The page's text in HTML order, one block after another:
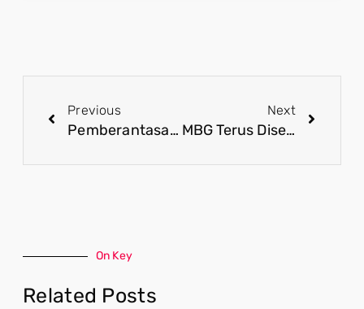
Previous
Pemberantasan Korupsi Jadi Fokus Utama Penguatan Tata Kelola Pemerintahan
Next
MBG Terus Disempurnakan melalui Evaluasi dan Penguatan Pengawasan
On Key
Related Posts